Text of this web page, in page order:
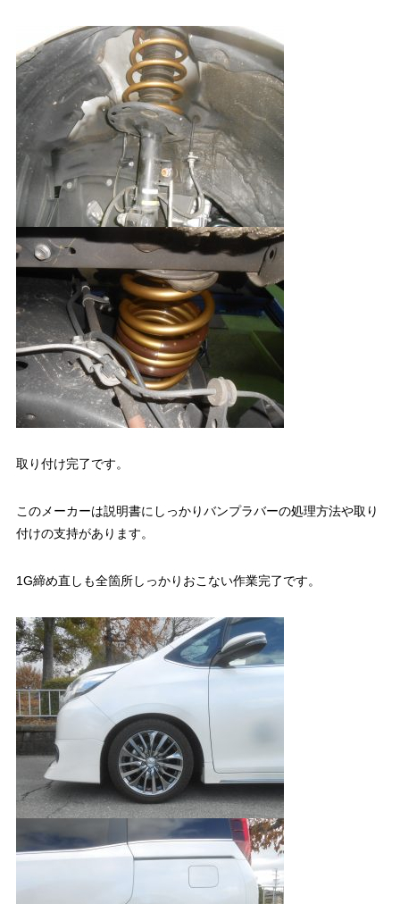
取り付け完了です。
このメーカーは説明書にしっかりバンプラバーの処理方法や取り
付けの支持があります。
1G締め直しも全箇所しっかりおこない作業完了です。